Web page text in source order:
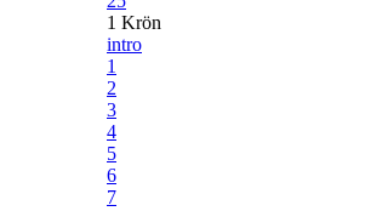
1 Krön
intro
1
2
3
4
5
6
7